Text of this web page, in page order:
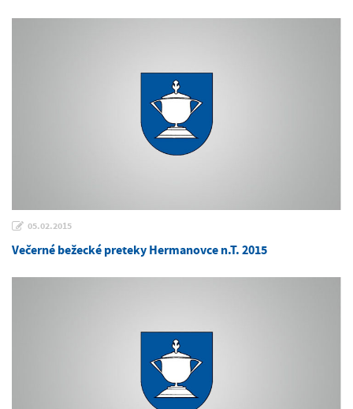
05.02.2015
Večerné bežecké preteky Hermanovce n.T. 2015